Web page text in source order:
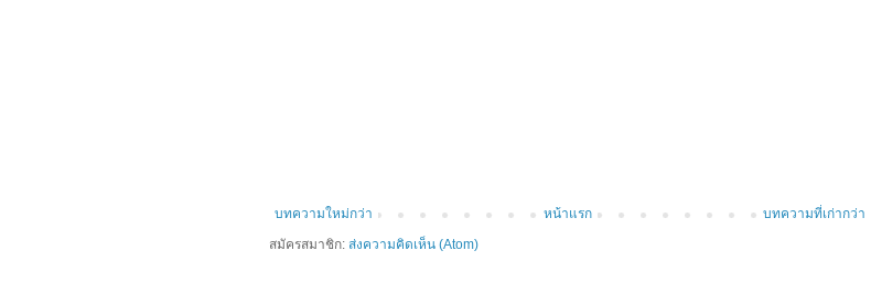
บทความใหม่กว่า บทความที่เก่ากว่า
หน้าแรก
สมัครสมาชิก: ส่งความคิดเห็น (Atom)